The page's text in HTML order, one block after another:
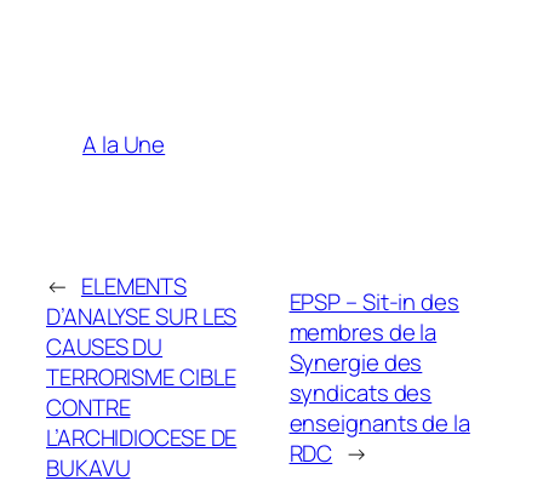
A la Une
← ELEMENTS
D’ANALYSE SUR LES
CAUSES DU
TERRORISME CIBLE
CONTRE
L’ARCHIDIOCESE DE
BUKAVU
EPSP – Sit-in des
membres de la
Synergie des
syndicats des
enseignants de la
RDC →